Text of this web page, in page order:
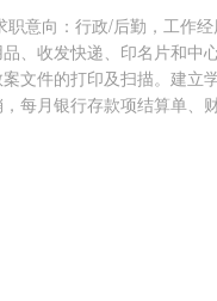
意向：行政/后勤，工作
、收发快递、印名片和中
文件的打印及扫描。建立
每月银行存款项结算单、